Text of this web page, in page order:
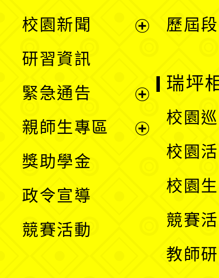
單
校園新聞
選
單
研習資訊
緊急通告
親師生專區
獎助學金
政令宣導
競賽活動
歷屆
瑞坪
校園
校園
校園
競賽
教師